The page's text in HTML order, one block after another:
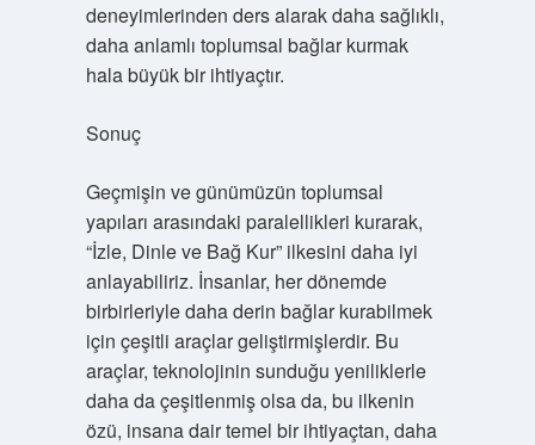
deneyimlerinden ders alarak daha sağlıklı,
daha anlamlı toplumsal bağlar kurmak
hala büyük bir ihtiyaçtır.
Sonuç
Geçmişin ve günümüzün toplumsal
yapıları arasındaki paralellikleri kurarak,
“İzle, Dinle ve Bağ Kur” ilkesini daha iyi
anlayabiliriz. İnsanlar, her dönemde
birbirleriyle daha derin bağlar kurabilmek
için çeşitli araçlar geliştirmişlerdir. Bu
araçlar, teknolojinin sunduğu yeniliklerle
daha da çeşitlenmiş olsa da, bu ilkenin
özü, insana dair temel bir ihtiyaçtan, daha